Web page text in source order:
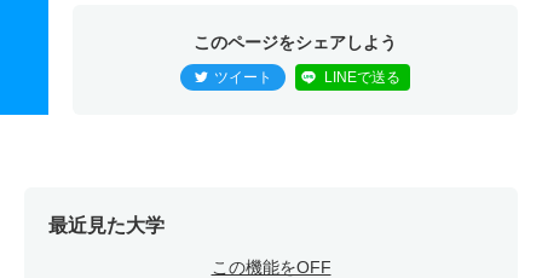
このページをシェアしよう
ツイート LINEで送る
最近見た大学
この機能をOFF